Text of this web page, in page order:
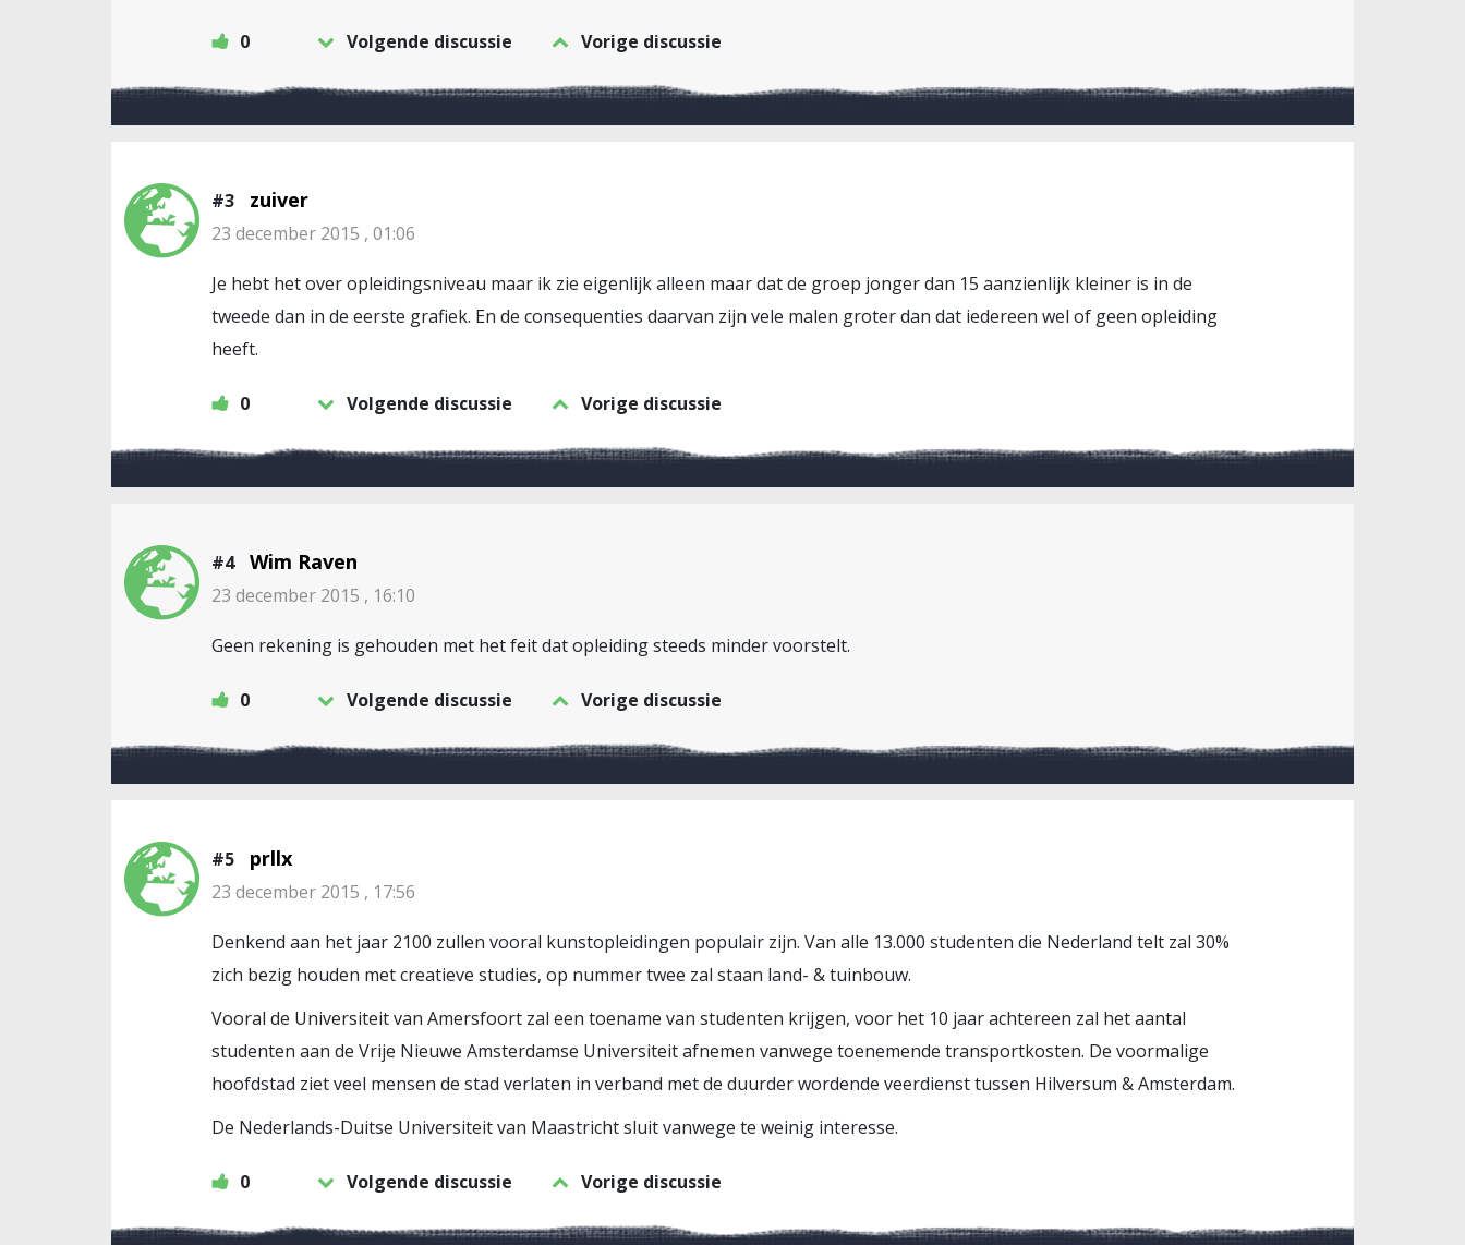
0 Volgende discussie Vorige discussie
#3 zuiver
23 december 2015 , 01:06
Je hebt het over opleidingsniveau maar ik zie eigenlijk alleen maar dat de groep jonger dan 15 aanzienlijk kleiner is in de
tweede dan in de eerste grafiek. En de consequenties daarvan zijn vele malen groter dan dat iedereen wel of geen opleiding
heeft.
0 Volgende discussie Vorige discussie
#4 Wim Raven
23 december 2015 , 16:10
Geen rekening is gehouden met het feit dat opleiding steeds minder voorstelt.
0 Volgende discussie Vorige discussie
#5 prllx
23 december 2015 , 17:56
Denkend aan het jaar 2100 zullen vooral kunstopleidingen populair zijn. Van alle 13.000 studenten die Nederland telt zal 30%
zich bezig houden met creatieve studies, op nummer twee zal staan land- & tuinbouw.
Vooral de Universiteit van Amersfoort zal een toename van studenten krijgen, voor het 10 jaar achtereen zal het aantal
studenten aan de Vrije Nieuwe Amsterdamse Universiteit afnemen vanwege toenemende transportkosten. De voormalige
hoofdstad ziet veel mensen de stad verlaten in verband met de duurder wordende veerdienst tussen Hilversum & Amsterdam.
De Nederlands-Duitse Universiteit van Maastricht sluit vanwege te weinig interesse.
0 Volgende discussie Vorige discussie